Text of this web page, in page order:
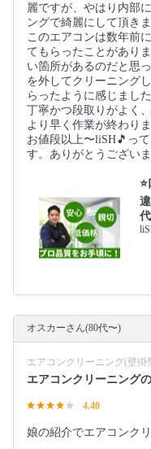
麗ですが、やはり内部
ングで綺麗にして頂きま
このエアコンは数年前
てもらったことがあり
い箇所があるのだと思
を外してクリーニング
らったように感じました
丁寧かつ段取りがよく
より早く作業が終わりま
お値段以上〜liSH🎵っ
す。ありがとうござい
オスカーさん(80代〜)
エアコンクリーニング(壁掛
エアコンクリーニング
4.40
娘の紹介でエアコンク